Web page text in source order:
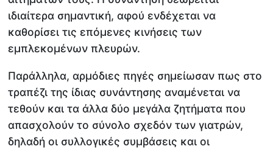
ιδιαίτερα σημαντική, αφού ενδέχεται να
καθορίσει τις επόμενες κινήσεις των
εμπλεκομένων πλευρών.
Παράλληλα, αρμόδιες πηγές σημείωσαν πως στο
τραπέζι της ίδιας συνάντησης αναμένεται να
τεθούν και τα άλλα δύο μεγάλα ζητήματα που
απασχολούν το σύνολο σχεδόν των γιατρών,
δηλαδή οι συλλογικές συμβάσεις και οι